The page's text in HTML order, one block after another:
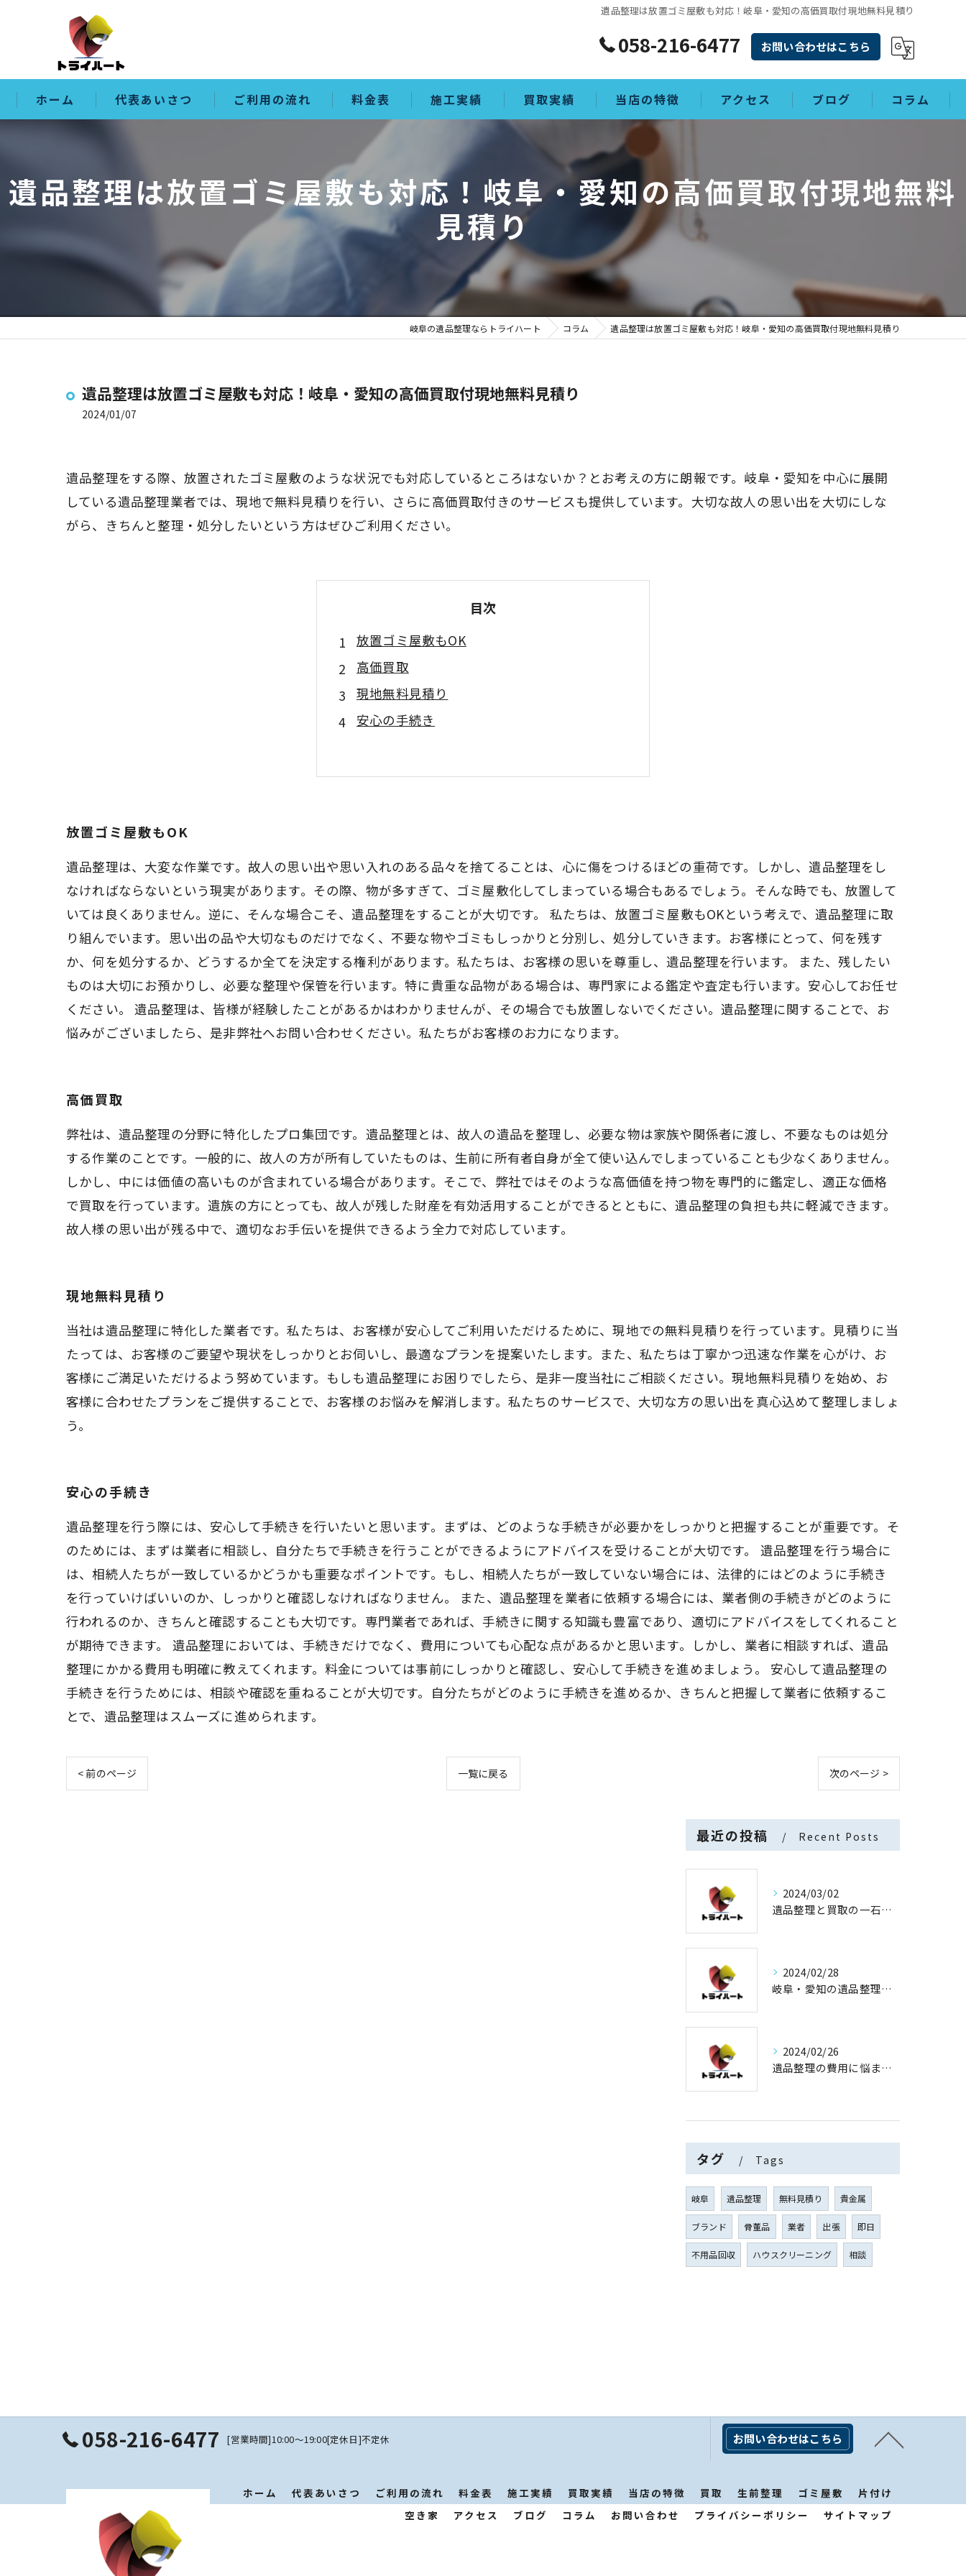
遺品整理は放置ゴミ屋敷も対応！岐阜・愛知の高価買取付現地無料見積り
058-216-6477 お問い合わせはこちら
ホーム 代表あいさつ ご利用の流れ 料金表 施工実績 買取実績 当店の特徴
買取
生前整理
ゴミ屋敷
片付け
空き家
アクセス ブログ コラム
遺品整理は放置ゴミ屋敷も対応！岐阜・愛知の高価買取付現地無料
見積り
岐阜の遺品整理ならトライハート コラム 遺品整理は放置ゴミ屋敷も対応！岐阜・愛知の高価買取付現地無料見積り
遺品整理は放置ゴミ屋敷も対応！岐阜・愛知の高価買取付現地無料見積り
2024/01/07
遺品整理をする際、放置されたゴミ屋敷のような状況でも対応しているところはないか？とお考えの方に朗報です。岐阜・愛知を中心に展開
している遺品整理業者では、現地で無料見積りを行い、さらに高価買取付きのサービスも提供しています。大切な故人の思い出を大切にしな
がら、きちんと整理・処分したいという方はぜひご利用ください。
目次
放置ゴミ屋敷もOK
高価買取
現地無料見積り
安心の手続き
放置ゴミ屋敷もOK
遺品整理は、大変な作業です。故人の思い出や思い入れのある品々を捨てることは、心に傷をつけるほどの重荷です。しかし、遺品整理をし
なければならないという現実があります。その際、物が多すぎて、ゴミ屋敷化してしまっている場合もあるでしょう。そんな時でも、放置して
いては良くありません。逆に、そんな場合こそ、遺品整理をすることが大切です。 私たちは、放置ゴミ屋敷もOKという考えで、遺品整理に取
り組んでいます。思い出の品や大切なものだけでなく、不要な物やゴミもしっかりと分別し、処分していきます。お客様にとって、何を残す
か、何を処分するか、どうするか全てを決定する権利があります。私たちは、お客様の思いを尊重し、遺品整理を行います。 また、残したい
ものは大切にお預かりし、必要な整理や保管を行います。特に貴重な品物がある場合は、専門家による鑑定や査定も行います。安心してお任せ
ください。 遺品整理は、皆様が経験したことがあるかはわかりませんが、その場合でも放置しないでください。遺品整理に関することで、お
悩みがございましたら、是非弊社へお問い合わせください。私たちがお客様のお力になります。
高価買取
弊社は、遺品整理の分野に特化したプロ集団です。遺品整理とは、故人の遺品を整理し、必要な物は家族や関係者に渡し、不要なものは処分
する作業のことです。一般的に、故人の方が所有していたものは、生前に所有者自身が全て使い込んでしまっていることも少なくありません。
しかし、中には価値の高いものが含まれている場合があります。そこで、弊社ではそのような高価値を持つ物を専門的に鑑定し、適正な価格
で買取を行っています。遺族の方にとっても、故人が残した財産を有効活用することができるとともに、遺品整理の負担も共に軽減できます。
故人様の思い出が残る中で、適切なお手伝いを提供できるよう全力で対応しています。
現地無料見積り
当社は遺品整理に特化した業者です。私たちは、お客様が安心してご利用いただけるために、現地での無料見積りを行っています。見積りに当
たっては、お客様のご要望や現状をしっかりとお伺いし、最適なプランを提案いたします。また、私たちは丁寧かつ迅速な作業を心がけ、お
客様にご満足いただけるよう努めています。もしも遺品整理にお困りでしたら、是非一度当社にご相談ください。現地無料見積りを始め、お
客様に合わせたプランをご提供することで、お客様のお悩みを解消します。私たちのサービスで、大切な方の思い出を真心込めて整理しましょ
う。
安心の手続き
遺品整理を行う際には、安心して手続きを行いたいと思います。まずは、どのような手続きが必要かをしっかりと把握することが重要です。そ
のためには、まずは業者に相談し、自分たちで手続きを行うことができるようにアドバイスを受けることが大切です。 遺品整理を行う場合に
は、相続人たちが一致しているかどうかも重要なポイントです。もし、相続人たちが一致していない場合には、法律的にはどのように手続き
を行っていけばいいのか、しっかりと確認しなければなりません。 また、遺品整理を業者に依頼する場合には、業者側の手続きがどのように
行われるのか、きちんと確認することも大切です。専門業者であれば、手続きに関する知識も豊富であり、適切にアドバイスをしてくれること
が期待できます。 遺品整理においては、手続きだけでなく、費用についても心配な点があるかと思います。しかし、業者に相談すれば、遺品
整理にかかる費用も明確に教えてくれます。料金については事前にしっかりと確認し、安心して手続きを進めましょう。 安心して遺品整理の
手続きを行うためには、相談や確認を重ねることが大切です。自分たちがどのように手続きを進めるか、きちんと把握して業者に依頼するこ
とで、遺品整理はスムーズに進められます。
< 前のページ 一覧に戻る 次のページ >
最近の投稿 Recent Posts
2024/03/02
遺品整理と買取の一石二鳥
2024/02/28
岐阜・愛知の遺品整理と買取専門店【査定士が高額買取】
2024/02/26
遺品整理の費用に悩まない！買取専門店運営の遺品整理
タグ Tags
岐阜 遺品整理 無料見積り 貴金属
ブランド 骨董品 業者 出張 即日
不用品回収 ハウスクリーニング 相談
058-216-6477 [営業時間]10:00〜19:00[定休日]不定休 お問い合わせはこちら
ホーム 代表あいさつ ご利用の流れ 料金表 施工実績 買取実績 当店の特徴 買取 生前整理 ゴミ屋敷
片付け
空き家
アクセス ブログ コラム お問い合わせ プライバシーポリシー サイトマップ